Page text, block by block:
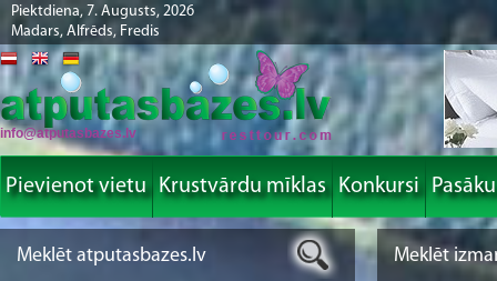
Piektdiena, 7. Augusts, 2026
Madars, Alfrēds, Fredis
info@atputasbazes.lv
Pievienot vietu Krustvārdu mīklas Konkursi